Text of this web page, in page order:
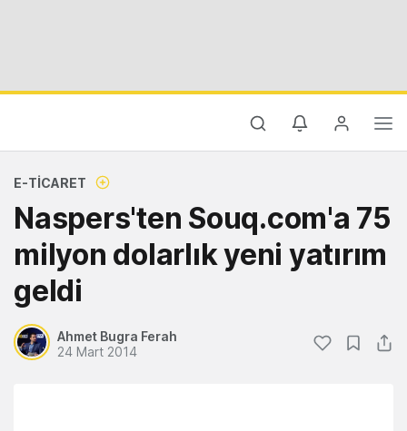
E-TICARET
Naspers'ten Souq.com'a 75
milyon dolarlık yeni yatırım
geldi
Ahmet Bugra Ferah
24 Mart 2014